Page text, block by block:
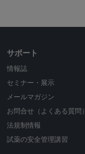
サポート
情報誌
セミナー・展示
メールマガジン
お問合せ（よくある質問）
法規制情報
試薬の安全管理講習